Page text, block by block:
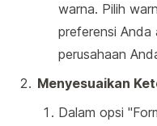
warna. Pilih
preferensi Anda
perusahaan
Menyesuaikan
Dalam opsi